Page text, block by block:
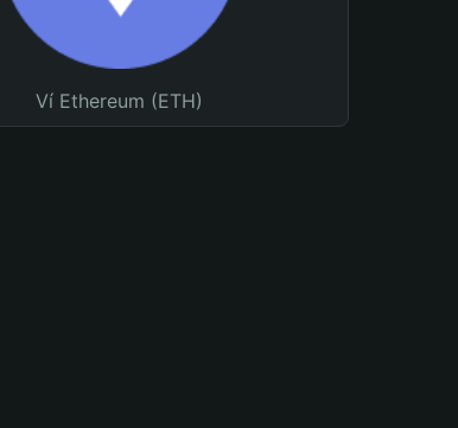
Ví Ethereum (ETH)